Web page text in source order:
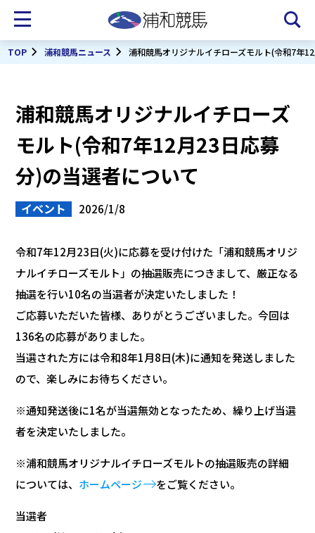
TOP 浦和競馬ニュース 浦和競馬オリジナルイチローズモルト(令和7年
浦和競馬オリジナルイチローズ
モルト(令和7年12月23日応募
分)の当選者について
イベント 2026/1/8
令和7年12月23日(火)に応募を受け付けた「浦和競馬オリジ
ナルイチローズモルト」の抽選販売につきまして、厳正なる
抽選を行い10名の当選者が決定いたしました！
ご応募いただいた皆様、ありがとうございました。今回は
136名の応募がありました。
当選された方には令和8年1月8日(木)に通知を発送しました
ので、楽しみにお待ちください。
※通知発送後に1名が当選無効となったため、繰り上げ当選
者を決定いたしました。
※浦和競馬オリジナルイチローズモルトの抽選販売の詳細
については、 ホームページ をご覧ください。
当選者